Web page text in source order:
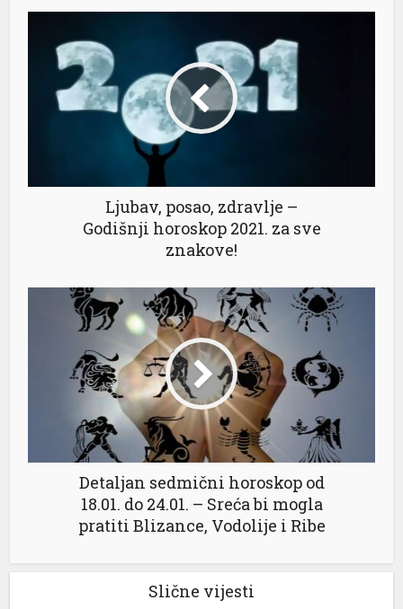
Ljubav, posao, zdravlje –
Godišnji horoskop 2021. za sve
znakove!
Detaljan sedmični horoskop od
18.01. do 24.01. – Sreća bi mogla
pratiti Blizance, Vodolije i Ribe
Slične vijesti